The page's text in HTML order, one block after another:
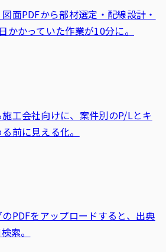
面PDFから部材選定・配線設計・
かかっていた作業が10分に。
工会社向けに、案件別のP/Lとキ
前に見える化。
PDFをアップロードすると、出典
索。